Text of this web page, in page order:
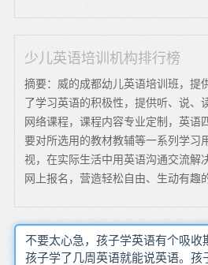
少儿英语培训机构排行榜
摘要：威的成都幼儿英语培训班，提
了学习英语的积极性，提供听、说、
网络课程，课程内容专业定制，英语
要对所选用的教材教辅等一系列学习
视，在实际生活中用英语沟通交流解
网上报名，营造轻松自由、生动有趣
不要太心急，孩子学英语有个吸收
孩子学了几周英语就能说英语。孩